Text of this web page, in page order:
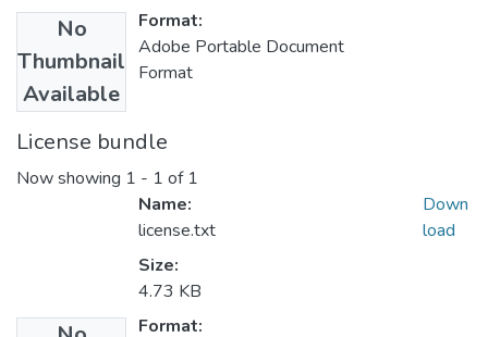
No
Thumbnail
Available
Format:
Adobe Portable Document
Format
License bundle
Now showing 1 - 1 of 1
Name:
license.txt
Size:
4.73 KB
Format:
Down
load